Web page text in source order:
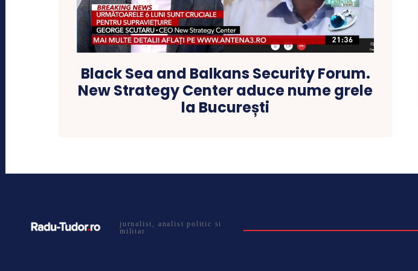
Black Sea and Balkans Security Forum.
New Strategy Center aduce nume grele
la București
jurnalist, analist politic si
militar